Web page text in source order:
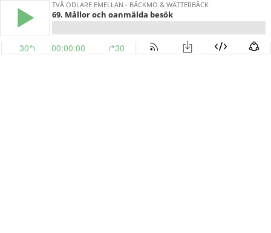
TVÅ ODLARE EMELLAN - BÄCKMO & WÄTTERBÄCK
69. Mållor och oanmälda besök
30 00:00:00 30